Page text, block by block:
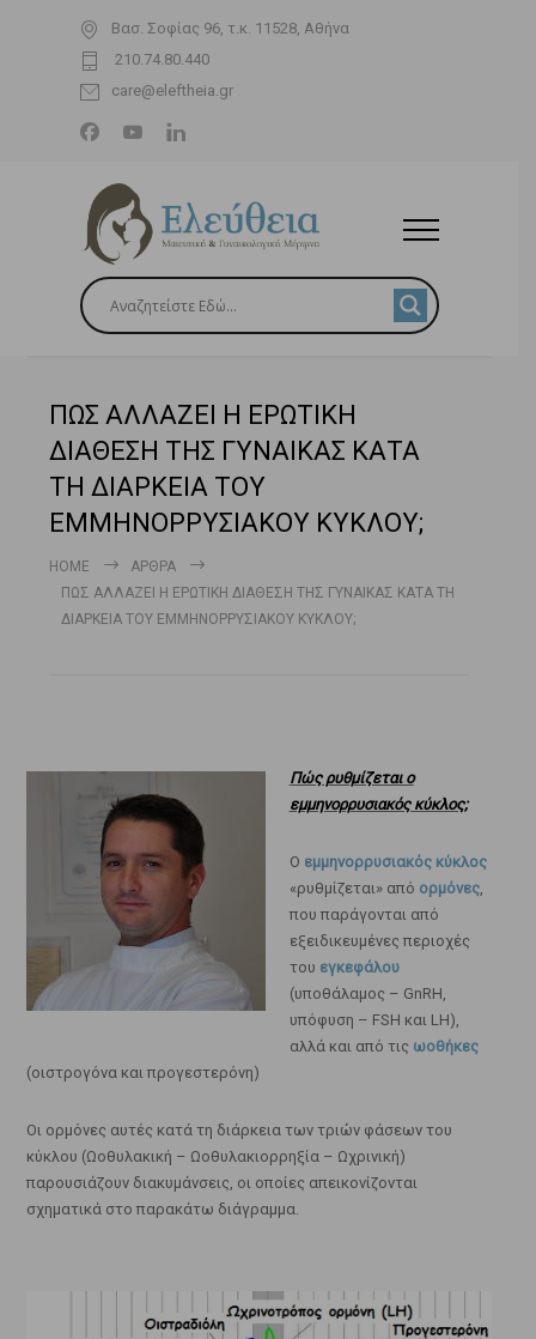
Βασ. Σοφίας 96, τ.κ. 11528, Αθήνα
210.74.80.440
care@eleftheia.gr
ΠΩΣ ΑΛΛΑΖΕΙ Η ΕΡΩΤΙΚΗ
ΔΙΑΘΕΣΗ ΤΗΣ ΓΥΝΑΙΚΑΣ ΚΑΤΑ
ΤΗ ΔΙΑΡΚΕΙΑ ΤΟΥ
ΕΜΜΗΝΟΡΡΥΣΙΑΚΟΥ ΚΥΚΛΟΥ;
HOME
ΆΡΘΡΑ
ΠΩΣ ΑΛΛΑΖΕΙ Η ΕΡΩΤΙΚΗ ΔΙΑΘΕΣΗ ΤΗΣ ΓΥΝΑΙΚΑΣ ΚΑΤΑ ΤΗ
ΔΙΑΡΚΕΙΑ ΤΟΥ ΕΜΜΗΝΟΡΡΥΣΙΑΚΟΥ ΚΥΚΛΟΥ;
Πώς ρυθμίζεται ο
εμμηνορρυσιακός κύκλος;
Ο εμμηνορρυσιακός κύκλος
«ρυθμίζεται» από ορμόνες,
που παράγονται από
εξειδικευμένες περιοχές
του εγκεφάλου
(υποθάλαμος – GnRH,
υπόφυση – FSH και LH),
αλλά και από τις ωοθήκες
(οιστρογόνα και προγεστερόνη)
Οι ορμόνες αυτές κατά τη διάρκεια των τριών φάσεων του
κύκλου (Ωοθυλακική – Ωοθυλακιορρηξία – Ωχρινική)
παρουσιάζουν διακυμάνσεις, οι οποίες απεικονίζονται
σχηματικά στο παρακάτω διάγραμμα.